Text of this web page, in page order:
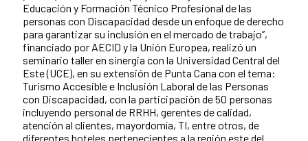
Educación y Formación Técnico Profesional de las
personas con Discapacidad desde un enfoque de derecho
para garantizar su inclusión en el mercado de trabajo”,
financiado por AECID y la Unión Europea, realizó un
seminario taller en sinergia con la Universidad Central del
Este (UCE), en su extensión de Punta Cana con el tema:
Turismo Accesible e Inclusión Laboral de las Personas
con Discapacidad, con la participación de 50 personas
incluyendo personal de RRHH, gerentes de calidad,
atención al clientes, mayordomía, TI, entre otros, de
diferentes hoteles pertenecientes a la región este del